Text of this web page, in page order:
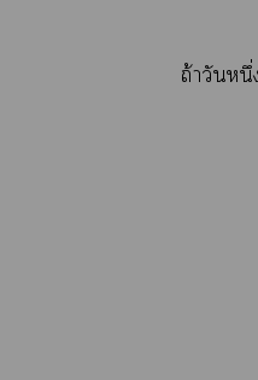
ถ้าวันห